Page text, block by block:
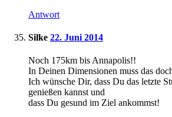
Antwort
Silke 22. Juni 2014
Noch 175km bis Annapolis!!
In Deinen Dimensionen muss das
Ich wünsche Dir, dass Du das letzte
genießen kannst und
dass Du gesund im Ziel ankommst!